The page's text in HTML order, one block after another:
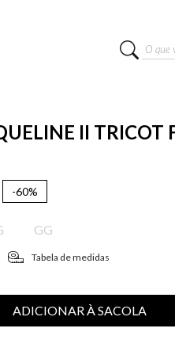
O que
II
-60%
GG
Tabela de medidas
ADICIONAR À SACOLA